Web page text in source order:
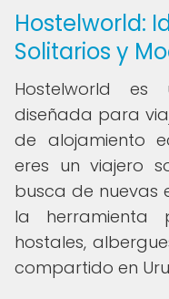
Hostelworld:
Solitarios y
Hostelworld es
diseñada para
de alojamiento
eres un viajero
busca de nuevas
la herramienta
hostales,
compartido en